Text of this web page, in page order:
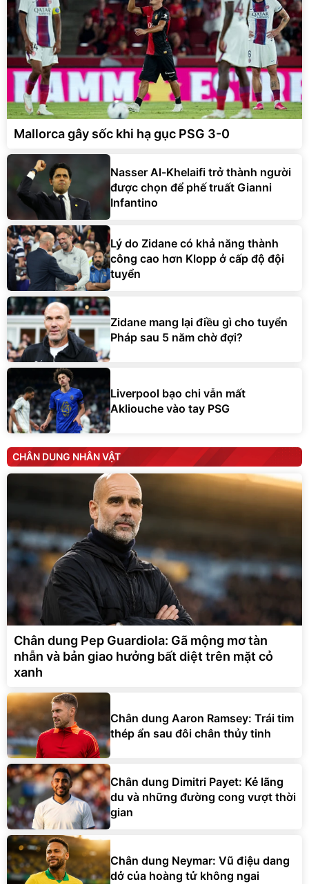
Mallorca gây sốc khi hạ gục PSG 3-0
Nasser Al-Khelaifi trở thành người
được chọn để phế truất Gianni
Infantino
Lý do Zidane có khả năng thành
công cao hơn Klopp ở cấp độ đội
tuyển
Zidane mang lại điều gì cho tuyển
Pháp sau 5 năm chờ đợi?
Liverpool bạo chi vẫn mất
Akliouche vào tay PSG
CHÂN DUNG NHÂN VẬT
Chân dung Pep Guardiola: Gã mộng mơ tàn
nhẫn và bản giao hưởng bất diệt trên mặt cỏ
xanh
Chân dung Aaron Ramsey: Trái tim
thép ẩn sau đôi chân thủy tinh
Chân dung Dimitri Payet: Kẻ lãng
du và những đường cong vượt thời
gian
Chân dung Neymar: Vũ điệu dang
dở của hoàng tử không ngai